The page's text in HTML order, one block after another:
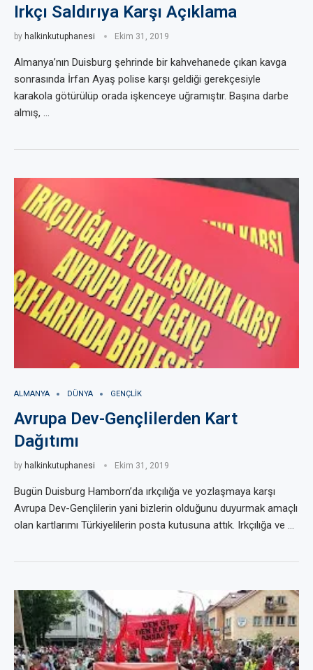
Irkçı Saldırıya Karşı Açıklama
by halkinkutuphanesi Ekim 31, 2019
Almanya’nın Duisburg şehrinde bir kahvehanede çıkan kavga
sonrasında İrfan Ayaş polise karşı geldiği gerekçesiyle
karakola götürülüp orada işkenceye uğramıştır. Başına darbe
almış, …
ALMANYA DÜNYA GENÇLIK
Avrupa Dev-Gençlilerden Kart
Dağıtımı
by halkinkutuphanesi Ekim 31, 2019
Bugün Duisburg Hamborn’da ırkçılığa ve yozlaşmaya karşı
Avrupa Dev-Gençlilerin yani bizlerin olduğunu duyurmak amaçlı
olan kartlarımı Türkiyelilerin posta kutusuna attık. Irkçılığa ve …